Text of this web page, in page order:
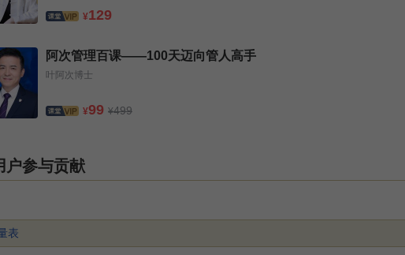
¥129
阿次管理百课——100天迈向管人高手
叶阿次博士
¥99 ¥499
户参与贡献
表